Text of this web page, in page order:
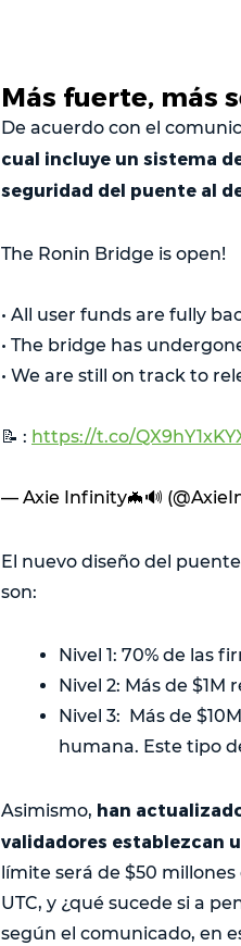
Más fuerte, más
De acuerdo con el
cual incluye un sistema
seguridad del puente al
The Ronin Bridge is open!
• All user funds are fully
• The bridge has
• We are still on track to
📝 : https://t.co/
— Axie Infinity🦇🔊
El nuevo diseño del
son:
Nivel 1: 70% de las
Nivel 2: Más de
Nivel 3: Más de
humana. Este tipo
Asimismo, han
validadores establezcan
límite será de $50
UTC, y ¿qué sucede si a
según el comunicado, en